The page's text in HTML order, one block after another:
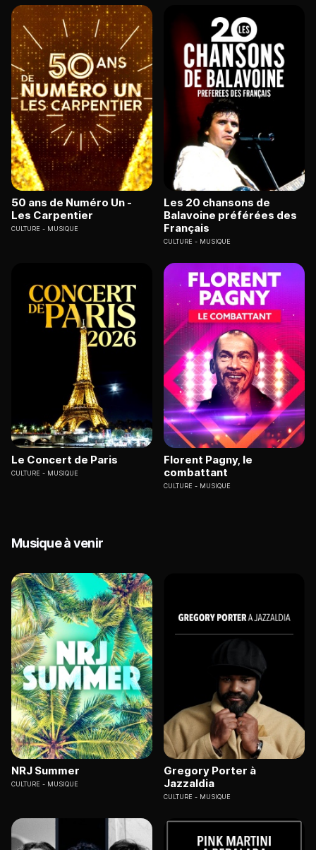
50 ans de Numéro Un -
Les Carpentier
CULTURE MUSIQUE
Les 20 chansons de
Balavoine préférées des
Français
CULTURE MUSIQUE
Le Concert de Paris
CULTURE MUSIQUE
Florent Pagny, le
combattant
CULTURE MUSIQUE
Musique à venir
NRJ Summer
CULTURE MUSIQUE
Gregory Porter à
Jazzaldia
CULTURE MUSIQUE